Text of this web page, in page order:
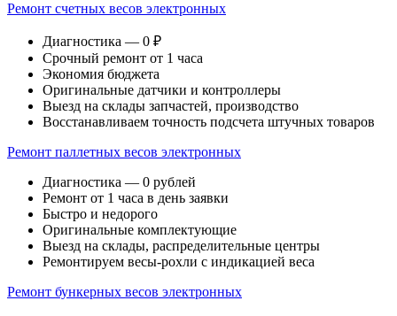
Ремонт счетных весов электронных
Диагностика — 0 ₽
Срочный ремонт от 1 часа
Экономия бюджета
Оригинальные датчики и контроллеры
Выезд на склады запчастей, производство
Восстанавливаем точность подсчета штучных товаров
Ремонт паллетных весов электронных
Диагностика — 0 рублей
Ремонт от 1 часа в день заявки
Быстро и недорого
Оригинальные комплектующие
Выезд на склады, распределительные центры
Ремонтируем весы-рохли с индикацией веса
Ремонт бункерных весов электронных